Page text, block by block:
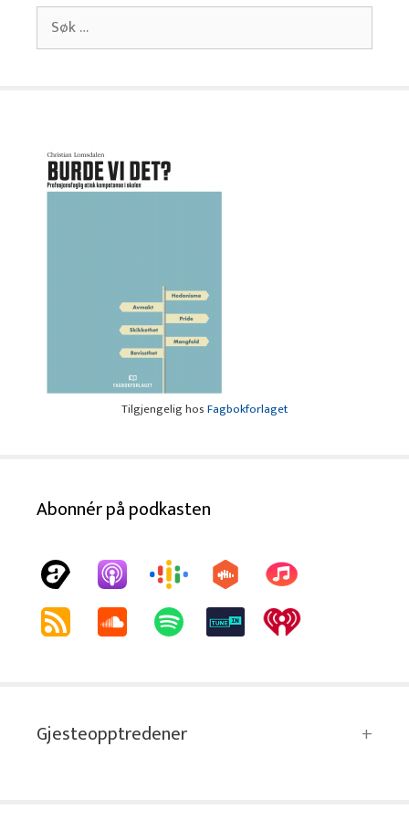
Søk
etter:
Tilgjengelig hosFagbokforlaget
Abonnér på podkasten
Gjesteopptredener